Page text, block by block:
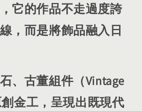
它的作品不走過度誇
，而是將飾品融入日
、古董組件（Vintage
金工，呈現出既現代